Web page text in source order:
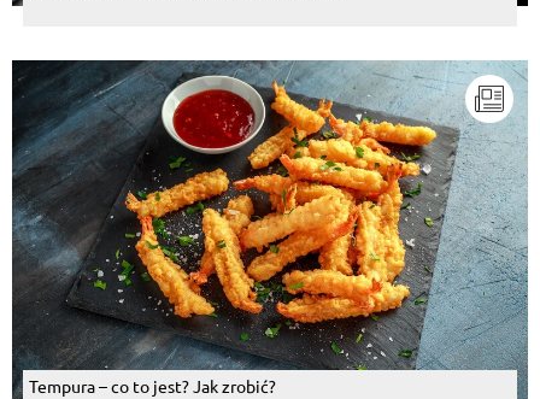
Tempura – co to jest? Jak zrobić?